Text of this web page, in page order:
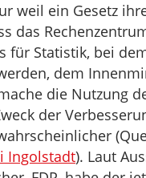
weil ein Gesetz
das
für Statistik, bei
dem
die Nutzung
der
Ingolstadt). Laut